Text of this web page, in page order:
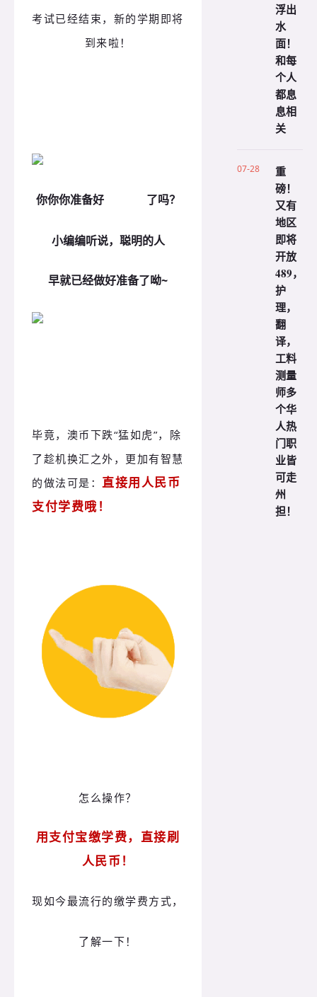
考试已经结束，新的学期即将
到来啦！
你你你准备好缴学费 了吗？
小编编听说，聪明的人
早就已经做好准备了呦~
毕竟，澳币下跌“猛如虎”，除
了趁机换汇之外，更加有智慧
的做法可是： 直接用人民币
支付学费哦！
怎么操作？
用支付宝缴学费，直接刷
人民币！
现如今最流行的缴学费方式，
了解一下！
浮出
水
面！
和每
个人
都息
息相
关
07-28
重
磅！
又有
地区
即将
开放
489，
护
理，
翻
译，
工料
测量
师多
个华
人热
门职
业皆
可走
州
担！